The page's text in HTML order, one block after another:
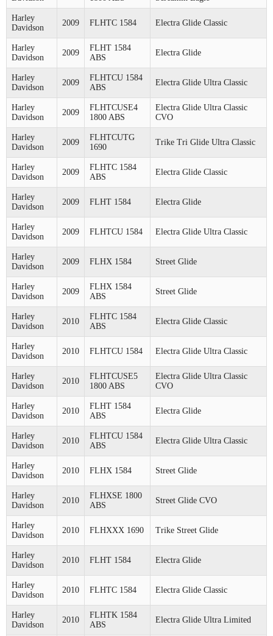
Harley
Davidson
2009 FLHTC 1584 Electra Glide Classic
Harley
Davidson
2009
FLHT 1584
ABS
Electra Glide
Harley
Davidson
2009
FLHTCU 1584
ABS
Electra Glide Ultra Classic
Harley
Davidson
2009
FLHTCUSE4
1800 ABS
Electra Glide Ultra Classic
CVO
Harley
Davidson
2009
FLHTCUTG
1690
Trike Tri Glide Ultra Classic
Harley
Davidson
2009
FLHTC 1584
ABS
Electra Glide Classic
Harley
Davidson
2009 FLHT 1584 Electra Glide
Harley
Davidson
2009 FLHTCU 1584 Electra Glide Ultra Classic
Harley
Davidson
2009 FLHX 1584 Street Glide
Harley
Davidson
2009
FLHX 1584
ABS
Street Glide
Harley
Davidson
2010
FLHTC 1584
ABS
Electra Glide Classic
Harley
Davidson
2010 FLHTCU 1584 Electra Glide Ultra Classic
Harley
Davidson
2010
FLHTCUSE5
1800 ABS
Electra Glide Ultra Classic
CVO
Harley
Davidson
2010
FLHT 1584
ABS
Electra Glide
Harley
Davidson
2010
FLHTCU 1584
ABS
Electra Glide Ultra Classic
Harley
Davidson
2010 FLHX 1584 Street Glide
Harley
Davidson
2010
FLHXSE 1800
ABS
Street Glide CVO
Harley
Davidson
2010 FLHXXX 1690 Trike Street Glide
Harley
Davidson
2010 FLHT 1584 Electra Glide
Harley
Davidson
2010 FLHTC 1584 Electra Glide Classic
Harley
Davidson
2010
FLHTK 1584
ABS
Electra Glide Ultra Limited